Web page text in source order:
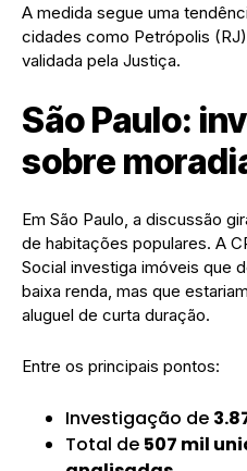
A medida segue uma
cidades como Petrópolis
validada pela Justiça.
São Paulo:
sobre
Em São Paulo, a discussão
de habitações populares. A
Social investiga imóveis que
baixa renda, mas que
aluguel de curta duração.
Entre os principais pontos:
Investigação de
Total de 507 mil